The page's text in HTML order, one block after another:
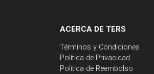
ACERCA DE TERS
Términos y Condiciones
Política de Privacidad
Política de Reembolso